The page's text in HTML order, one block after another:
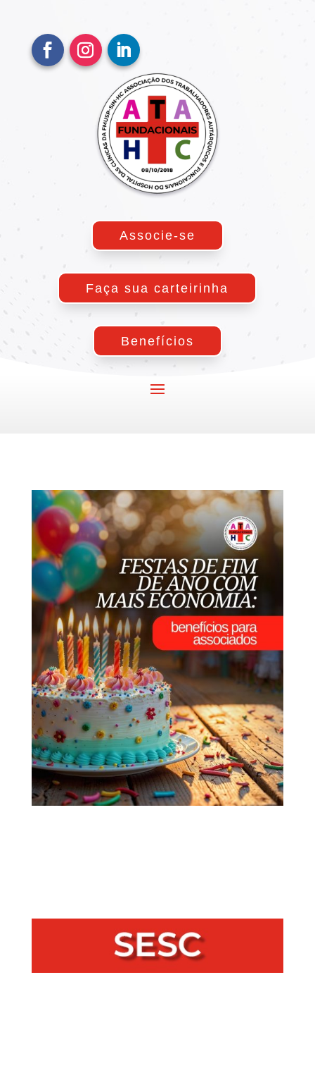
Associe-se
Faça sua carteirinha
Benefícios